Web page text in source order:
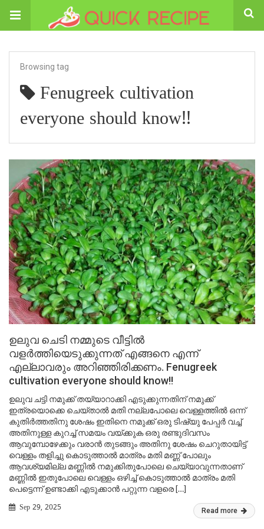
Browsing tag
Fenugreek cultivation
everyone should know!!
ഉലുവ ചെടി നമ്മുടെ വീട്ടിൽ
വളർത്തിയെടുക്കുന്നത് എങ്ങനെ എന്ന്
എല്ലാവരും അറിഞ്ഞിരിക്കണം. Fenugreek
cultivation everyone should know!!
ഉലുവ ചട്ടി നമുക്ക് തയ്യാറാക്കി എടുക്കുന്നതിന് നമുക്ക്
ഇത്രയൊക്കെ ചെയ്താൽ മതി നല്ലപോലെ വെള്ളത്തിൽ ഒന്ന്
കുതിർത്തതിനു ശേഷം ഇതിനെ നമുക്ക് ഒരു ടിഷ്യു പേപ്പർ വച്ച്
അതിനുള്ള കുറച്ച് സമയം വയ്ക്കുക ഒരു രണ്ടുദിവസം
ആവുമ്പോഴേക്കും വരാൻ തുടങ്ങും അതിനു ശേഷം ചെറുതായിട്ട്
വെള്ളം തളിച്ചു കൊടുത്താൽ മാത്രം മതി മണ്ണ് പോലും
ആവശ്യമില്ല മണ്ണിൽ നമുക്കിതുപോലെ ചെയ്യാവുന്നതാണ്
മണ്ണിൽ ഇതുപോലെ വെള്ളം ഒഴിച്ച് കൊടുത്താൽ മാത്രം മതി
പെട്ടെന്ന് ഉണ്ടാക്കി എടുക്കാൻ പറ്റുന്ന വളരെ […]
Sep 29, 2025 Read more